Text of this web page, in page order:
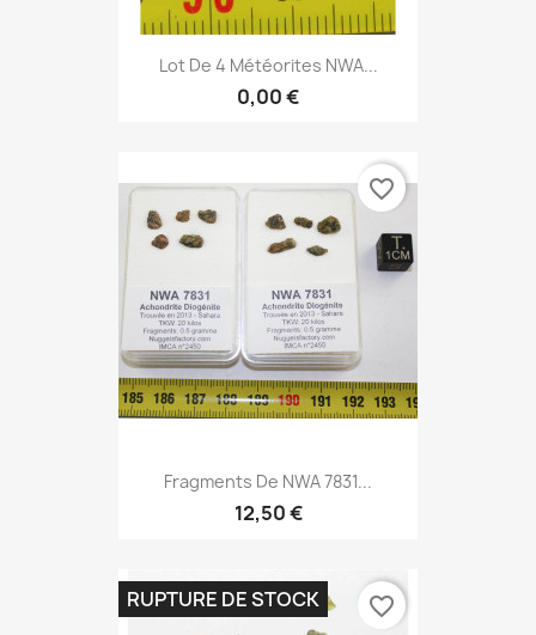
Lot De 4 Météorites NWA...
0,00 €
Fragments De NWA 7831...
12,50 €
favorite_border
RUPTURE DE STOCK favorite_border